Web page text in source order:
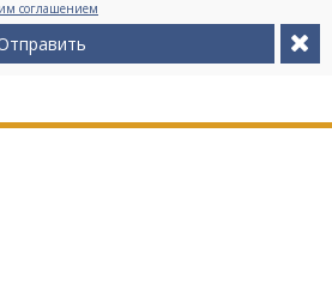
соглашением